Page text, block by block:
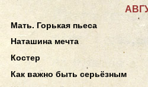
Мать. Горькая пьеса
Наташина мечта
Костер
Как важно быть серьёзным